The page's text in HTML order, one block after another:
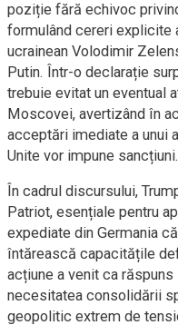
poziție fără echivoc
formulând cereri explicite
ucrainean Volodimir
Putin. Într-o declarație
trebuie evitat un eventual
Moscovei, avertizând în
acceptări imediate a unui
Unite vor impune sancțiuni.
În cadrul discursului,
Patriot, esențiale pentru
expediate din Germania
întărească capacitățile
acțiune a venit ca
necesitatea consolidării
geopolitic extrem de